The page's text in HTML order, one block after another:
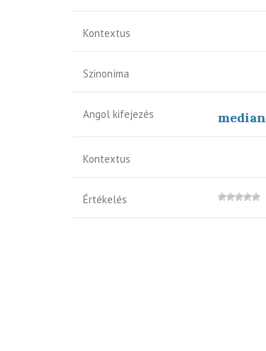
Kontextus
Szinoníma
Angol kifejezés median
Kontextus
Értékelés